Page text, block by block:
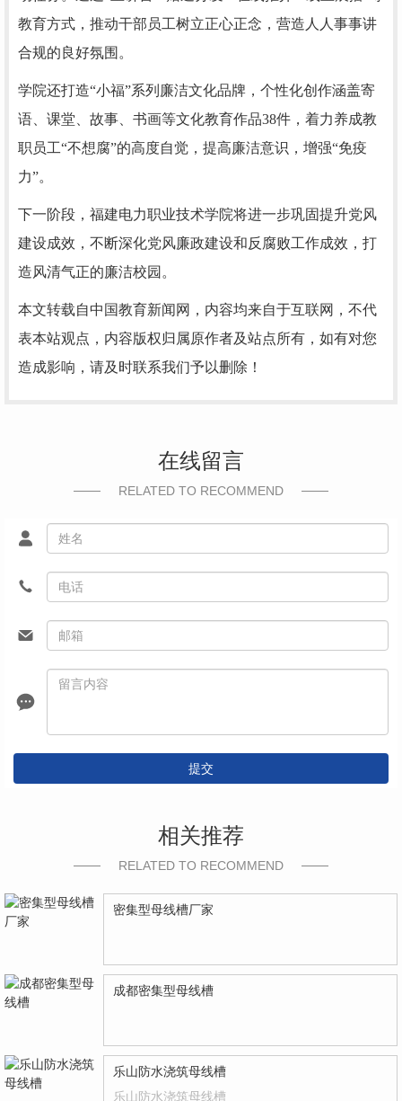
教育方式，推动干部员工树立正心正念，营造人人事事讲
合规的良好氛围。
学院还打造“小福”系列廉洁文化品牌，个性化创作涵盖寄
语、课堂、故事、书画等文化教育作品38件，着力养成教
职员工“不想腐”的高度自觉，提高廉洁意识，增强“免疫
力”。
下一阶段，福建电力职业技术学院将进一步巩固提升党风
建设成效，不断深化党风廉政建设和反腐败工作成效，打
造风清气正的廉洁校园。
本文转载自中国教育新闻网，内容均来自于互联网，不代
表本站观点，内容版权归属原作者及站点所有，如有对您
造成影响，请及时联系我们予以删除！
在线留言
RELATED TO RECOMMEND
提交
相关推荐
RELATED TO RECOMMEND
密集型母线槽厂家
成都密集型母线槽
乐山防水浇筑母线槽
乐山防水浇筑母线槽